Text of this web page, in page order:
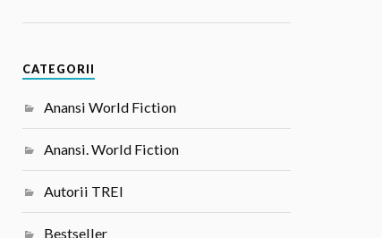
CATEGORII
Anansi World Fiction
Anansi. World Fiction
Autorii TREI
Bestseller